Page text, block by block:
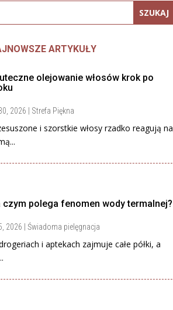
ARTYKUŁY
olejowanie włosów krok po
2026 Strefa Piękna
i szorstkie włosy rzadko reagują na
czym polega fenomen wody termalnej?
2026 Świadoma pielęgnacja
i aptekach zajmuje całe półki, a